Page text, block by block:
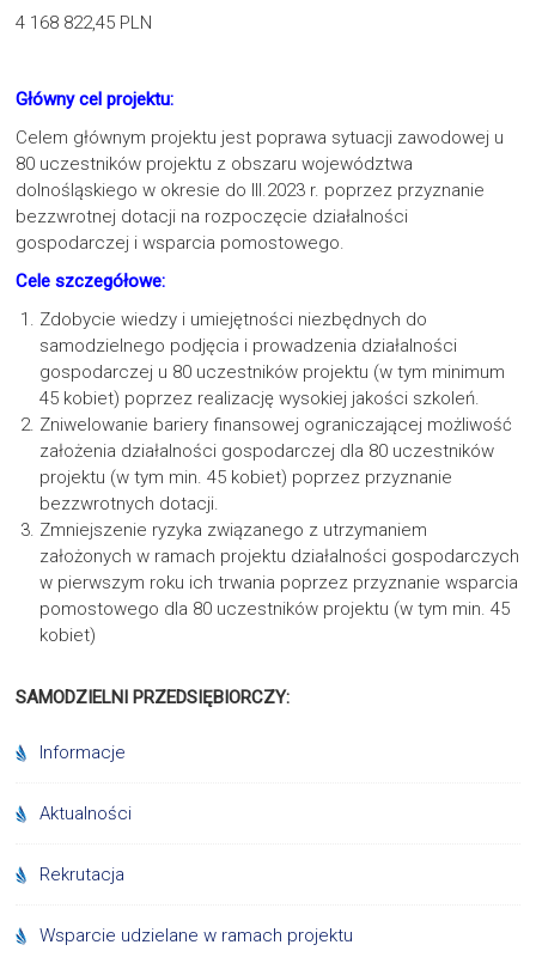
4 168 822,45 PLN
Główny cel projektu:
Celem głównym projektu jest poprawa sytuacji zawodowej u
80 uczestników projektu z obszaru województwa
dolnośląskiego w okresie do III.2023 r. poprzez przyznanie
bezzwrotnej dotacji na rozpoczęcie działalności
gospodarczej i wsparcia pomostowego.
Cele szczegółowe:
Zdobycie wiedzy i umiejętności niezbędnych do
samodzielnego podjęcia i prowadzenia działalności
gospodarczej u 80 uczestników projektu (w tym minimum
45 kobiet) poprzez realizację wysokiej jakości szkoleń.
Zniwelowanie bariery finansowej ograniczającej możliwość
założenia działalności gospodarczej dla 80 uczestników
projektu (w tym min. 45 kobiet) poprzez przyznanie
bezzwrotnych dotacji.
Zmniejszenie ryzyka związanego z utrzymaniem
założonych w ramach projektu działalności gospodarczych
w pierwszym roku ich trwania poprzez przyznanie wsparcia
pomostowego dla 80 uczestników projektu (w tym min. 45
kobiet)
SAMODZIELNI PRZEDSIĘBIORCZY:
Informacje
Aktualności
Rekrutacja
Wsparcie udzielane w ramach projektu